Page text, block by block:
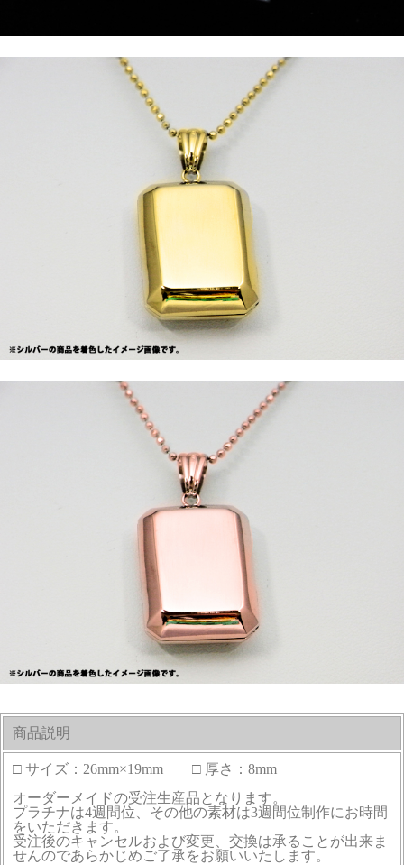
商品説明
□ サイズ：26mm×19mm □ 厚さ：8mm
オーダーメイドの受注生産品となります。
プラチナは4週間位、その他の素材は3週間位制作にお時間
をいただきます。
受注後のキャンセルおよび変更、交換は承ることが出来ま
せんのであらかじめご了承をお願いいたします。